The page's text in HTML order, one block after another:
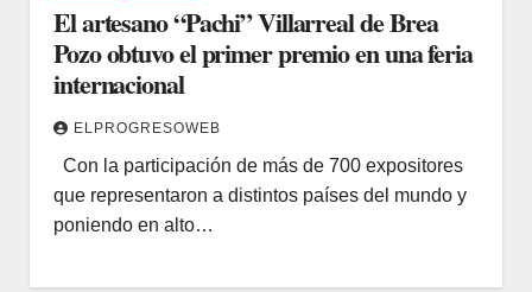
El artesano “Pachi” Villarreal de Brea
Pozo obtuvo el primer premio en una feria
internacional
ELPROGRESOWEB
Con la participación de más de 700 expositores
que representaron a distintos países del mundo y
poniendo en alto…